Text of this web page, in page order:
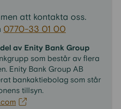
att kontakta oss.
0770-33 01 00
av Enity Bank Group
som består av flera
Enity Bank Group AB
bankaktiebolag som står
tillsyn.